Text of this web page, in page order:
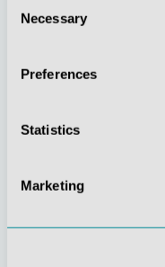
Selection
Necessary
Preferences
Statistics
Marketing
Innovationskraft
Gelebte